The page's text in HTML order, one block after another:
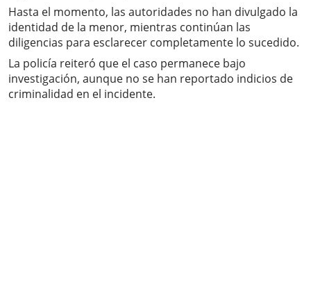
Hasta el momento, las autoridades no han divulgado la
identidad de la menor, mientras continúan las
diligencias para esclarecer completamente lo sucedido.
La policía reiteró que el caso permanece bajo
investigación, aunque no se han reportado indicios de
criminalidad en el incidente.